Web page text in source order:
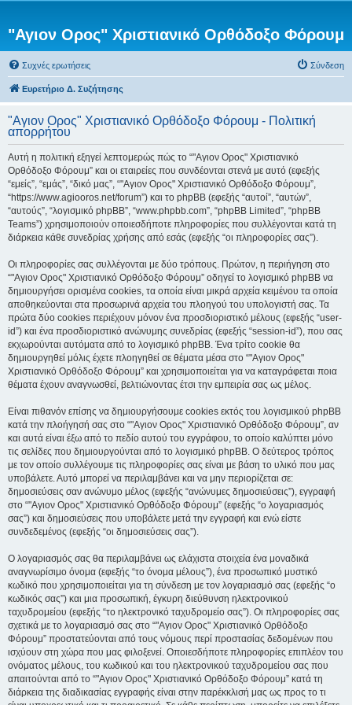
"Αγιον Ορος" Χριστιανικό Ορθόδοξο Φόρουμ
Συχνές ερωτήσεις Σύνδεση
Ευρετήριο Δ. Συζήτησης
"Αγιον Ορος" Χριστιανικό Ορθόδοξο Φόρουμ - Πολιτική
απορρήτου
Αυτή η πολιτική εξηγεί λεπτομερώς πώς το “"Αγιον Ορος" Χριστιανικό
Ορθόδοξο Φόρουμ” και οι εταιρείες που συνδέονται στενά με αυτό (εφεξής
“εμείς”, “εμάς”, “δικό μας”, “"Αγιον Ορος" Χριστιανικό Ορθόδοξο Φόρουμ”,
“https://www.agiooros.net/forum”) και το phpBB (εφεξής “αυτοί”, “αυτών”,
“αυτούς”, “λογισμικό phpBB”, “www.phpbb.com”, “phpBB Limited”, “phpBB
Teams”) χρησιμοποιούν οποιεσδήποτε πληροφορίες που συλλέγονται κατά τη
διάρκεια κάθε συνεδρίας χρήσης από εσάς (εφεξής “οι πληροφορίες σας”).
Οι πληροφορίες σας συλλέγονται με δύο τρόπους. Πρώτον, η περιήγηση στο
“"Αγιον Ορος" Χριστιανικό Ορθόδοξο Φόρουμ” οδηγεί το λογισμικό phpBB να
δημιουργήσει ορισμένα cookies, τα οποία είναι μικρά αρχεία κειμένου τα οποία
αποθηκεύονται στα προσωρινά αρχεία του πλοηγού του υπολογιστή σας. Τα
πρώτα δύο cookies περιέχουν μόνον ένα προσδιοριστικό μέλους (εφεξής “user-
id”) και ένα προσδιοριστικό ανώνυμης συνεδρίας (εφεξής “session-id”), που σας
εκχωρούνται αυτόματα από το λογισμικό phpBB. Ένα τρίτο cookie θα
δημιουργηθεί μόλις έχετε πλοηγηθεί σε θέματα μέσα στο “"Αγιον Ορος"
Χριστιανικό Ορθόδοξο Φόρουμ” και χρησιμοποιείται για να καταγράφεται ποια
θέματα έχουν αναγνωσθεί, βελτιώνοντας έτσι την εμπειρία σας ως μέλος.
Είναι πιθανόν επίσης να δημιουργήσουμε cookies εκτός του λογισμικού phpBB
κατά την πλοήγησή σας στο “"Αγιον Ορος" Χριστιανικό Ορθόδοξο Φόρουμ”, αν
και αυτά είναι έξω από το πεδίο αυτού του εγγράφου, το οποίο καλύπτει μόνο
τις σελίδες που δημιουργούνται από το λογισμικό phpBB. Ο δεύτερος τρόπος
με τον οποίο συλλέγουμε τις πληροφορίες σας είναι με βάση το υλικό που μας
υποβάλετε. Αυτό μπορεί να περιλαμβάνει και να μην περιορίζεται σε:
δημοσιεύσεις σαν ανώνυμο μέλος (εφεξής “ανώνυμες δημοσιεύσεις”), εγγραφή
στο “"Αγιον Ορος" Χριστιανικό Ορθόδοξο Φόρουμ” (εφεξής “ο λογαριασμός
σας”) και δημοσιεύσεις που υποβάλετε μετά την εγγραφή και ενώ είστε
συνδεδεμένος (εφεξής “οι δημοσιεύσεις σας”).
Ο λογαριασμός σας θα περιλαμβάνει ως ελάχιστα στοιχεία ένα μοναδικά
αναγνωρίσιμο όνομα (εφεξής “το όνομα μέλους”), ένα προσωπικό μυστικό
κωδικό που χρησιμοποιείται για τη σύνδεση με τον λογαριασμό σας (εφεξής “ο
κωδικός σας”) και μια προσωπική, έγκυρη διεύθυνση ηλεκτρονικού
ταχυδρομείου (εφεξής “το ηλεκτρονικό ταχυδρομείο σας”). Οι πληροφορίες σας
σχετικά με το λογαριασμό σας στο “"Αγιον Ορος" Χριστιανικό Ορθόδοξο
Φόρουμ” προστατεύονται από τους νόμους περί προστασίας δεδομένων που
ισχύουν στη χώρα που μας φιλοξενεί. Οποιεσδήποτε πληροφορίες επιπλέον του
ονόματος μέλους, του κωδικού και του ηλεκτρονικού ταχυδρομείου σας που
απαιτούνται από το “"Αγιον Ορος" Χριστιανικό Ορθόδοξο Φόρουμ” κατά τη
διάρκεια της διαδικασίας εγγραφής είναι στην παρέκκλισή μας ως προς το τι